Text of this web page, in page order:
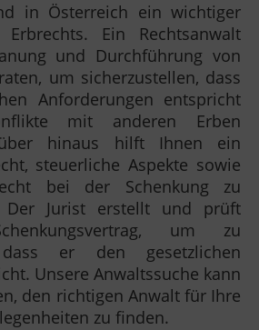
in Österreich ein wichtiger
Ein Rechtsanwalt
und Durchführung von
um sicherzustellen, dass
Anforderungen entspricht
mit anderen Erben
hinaus hilft Ihnen ein
steuerliche Aspekte sowie
bei der Schenkung zu
Der Jurist erstellt und prüft
um zu
dass er den gesetzlichen
Unsere Anwaltssuche kann
den richtigen Anwalt für Ihre
zu finden.